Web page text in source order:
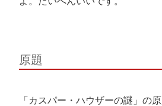
原題
「カスパー・ハウザーの謎」の